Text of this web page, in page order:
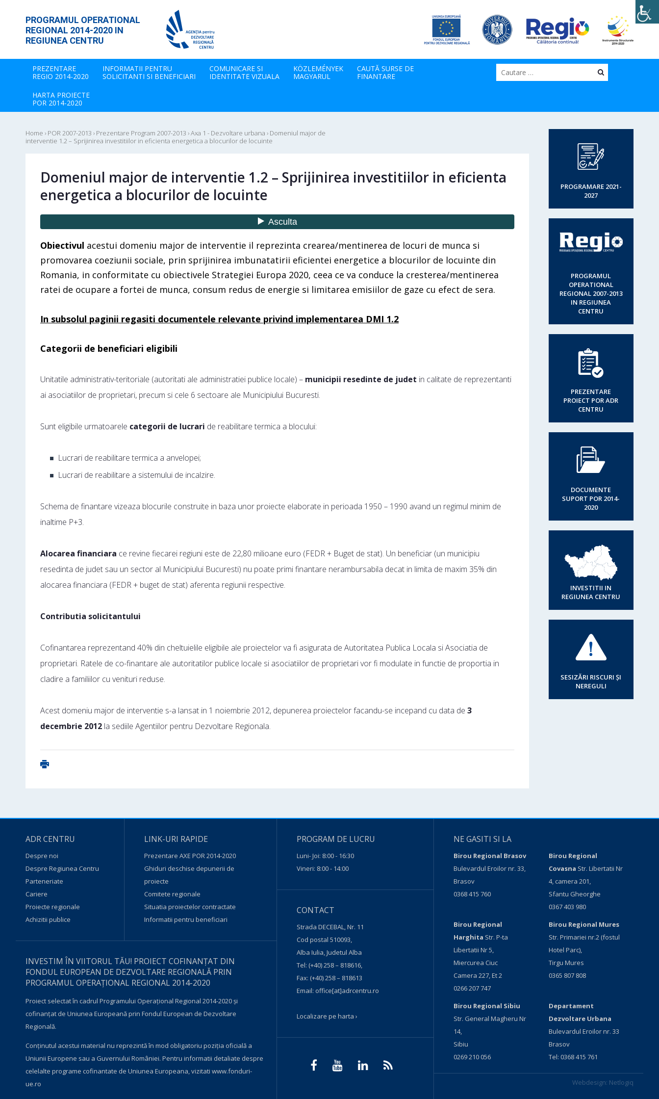
PROGRAMUL OPERATIONAL
REGIONAL 2014-2020 IN
REGIUNEA CENTRU
PREZENTARE
REGIO 2014-2020
INFORMATII PENTRU
SOLICITANTI SI BENEFICIARI
COMUNICARE SI
IDENTITATE VIZUALA
KÖZLEMÉNYEK
MAGYARUL
CAUTĂ SURSE DE
FINANTARE
HARTA PROIECTE
POR 2014-2020
Cauta
Home › POR 2007-2013 › Prezentare Program 2007-2013 ›Axa 1 - Dezvoltare urbana › Domeniul major de
interventie 1.2 – Sprijinirea investitiilor in eficienta energetica a blocurilor de locuinte
Domeniul major de interventie 1.2 – Sprijinirea investitiilor in eficienta
energetica a blocurilor de locuinte
Obiectivul acestui domeniu major de interventie il reprezinta crearea/mentinerea de locuri de munca si
promovarea coeziunii sociale, prin sprijinirea imbunatatirii eficientei energetice a blocurilor de locuinte din
Romania, in conformitate cu obiectivele Strategiei Europa 2020, ceea ce va conduce la cresterea/mentinerea
ratei de ocupare a fortei de munca, consum redus de energie si limitarea emisiilor de gaze cu efect de sera.
In subsolul paginii regasiti documentele relevante privind implementarea DMI 1.2
Categorii de beneficiari eligibili
Unitatile administrativ-teritoriale (autoritati ale administratiei publice locale) – municipii resedinte de judet in calitate de reprezentanti
ai asociatiilor de proprietari, precum si cele 6 sectoare ale Municipiului Bucuresti.
Sunt eligibile urmatoarele categorii de lucrari de reabilitare termica a blocului:
Lucrari de reabilitare termica a anvelopei;
Lucrari de reabilitare a sistemului de incalzire.
Schema de finantare vizeaza blocurile construite in baza unor proiecte elaborate in perioada 1950 – 1990 avand un regimul minim de
inaltime P+3.
Alocarea financiara ce revine fiecarei regiuni este de 22,80 milioane euro (FEDR + Buget de stat). Un beneficiar (un municipiu
resedinta de judet sau un sector al Municipiului Bucuresti) nu poate primi finantare nerambursabila decat in limita de maxim 35% din
alocarea financiara (FEDR + buget de stat) aferenta regiunii respective.
Contributia solicitantului
Cofinantarea reprezentand 40% din cheltuielile eligibile ale proiectelor va fi asigurata de Autoritatea Publica Locala si Asociatia de
proprietari. Ratele de co-finantare ale autoritatilor publice locale si asociatiilor de proprietari vor fi modulate in functie de proportia in
cladire a familiilor cu venituri reduse.
Acest domeniu major de interventie s-a lansat in 1 noiembrie 2012, depunerea proiectelor facandu-se incepand cu data de 3
decembrie 2012 la sediile Agentiilor pentru Dezvoltare Regionala.
PROGRAMARE 2021-
2027
PROGRAMUL
OPERATIONAL
REGIONAL 2007-2013
IN REGIUNEA
CENTRU
PREZENTARE
PROIECT POR ADR
CENTRU
DOCUMENTE
SUPORT POR 2014-
2020
INVESTITII IN
REGIUNEA CENTRU
SESIZĂRI RISCURI ȘI
NEREGULI
ADR CENTRU
Despre noi
Despre Regiunea Centru
Parteneriate
Cariere
Proiecte regionale
Achizitii publice
LINK-URI RAPIDE
Prezentare AXE POR 2014-2020
Ghiduri deschise depunerii de
proiecte
Comitete regionale
Situatia proiectelor contractate
Informatii pentru beneficiari
INVESTIM ÎN VIITORUL TĂU! PROIECT COFINANȚAT DIN
FONDUL EUROPEAN DE DEZVOLTARE REGIONALĂ PRIN
PROGRAMUL OPERAŢIONAL REGIONAL 2014-2020
Proiect selectat în cadrul Programului Operațional Regional 2014-2020 și
cofinanțat de Uniunea Europeană prin Fondul European de Dezvoltare
Regională.
Conţinutul acestui material nu reprezintă în mod obligatoriu poziţia oficială a
Uniunii Europene sau a Guvernului României. Pentru informatii detaliate despre
celelalte programe cofinantate de Uniunea Europeana, vizitati www.fonduri-
ue.ro
PROGRAM DE LUCRU
Luni- Joi: 8:00 - 16:30
Vineri: 8:00 - 14:00
CONTACT
Strada DECEBAL, Nr. 11
Cod postal 510093,
Alba Iulia, Judetul Alba
Tel: (+40) 258 – 818616,
Fax: (+40) 258 – 818613
Email: office[at]adrcentru.ro
Localizare pe harta ›
NE GASITI SI LA
Birou Regional Brasov
Bulevardul Eroilor nr. 33,
Brasov
0368 415 760
Birou Regional
Covasna Str. Libertatii Nr
4, camera 201,
Sfantu Gheorghe
0367 403 980
Birou Regional
Harghita Str. P-ta
Libertatii Nr 5,
Miercurea Ciuc
Camera 227, Et 2
0266 207 747
Birou Regional Mures
Str. Primariei nr.2 (fostul
Hotel Parc),
Tirgu Mures
0365 807 808
Birou Regional Sibiu
Str. General Magheru Nr
14,
Sibiu
0269 210 056
Departament
Dezvoltare Urbana
Bulevardul Eroilor nr. 33
Brasov
Tel: 0368 415 761
Webdesign: Netlogiq